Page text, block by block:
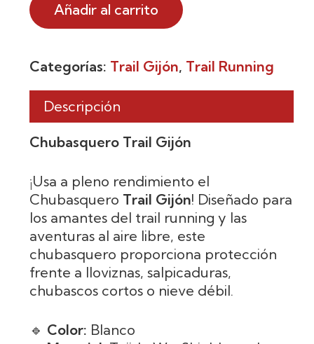
Añadir al carrito
Categorías: Trail Gijón, Trail Running
Descripción
Chubasquero Trail Gijón
¡Usa a pleno rendimiento el
Chubasquero Trail Gijón! Diseñado para
los amantes del trail running y las
aventuras al aire libre, este
chubasquero proporciona protección
frente a lloviznas, salpicaduras,
chubascos cortos o nieve débil.
🔹 Color: Blanco